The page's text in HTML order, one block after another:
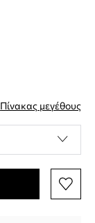
Πίνακας μεγέθους